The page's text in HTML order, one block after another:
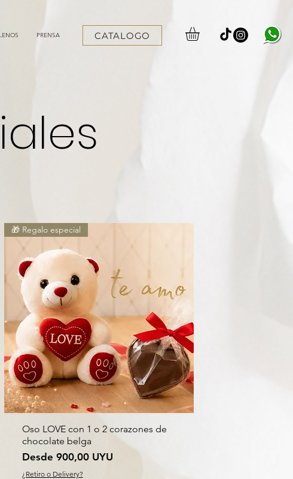
PRENSA CATALOGO
🎁 Regalo especial
Oso LOVE con 1 o 2 corazones de
chocolate belga
Desde 900,00 UYU
Precio de oferta
¿Retiro o Delivery?